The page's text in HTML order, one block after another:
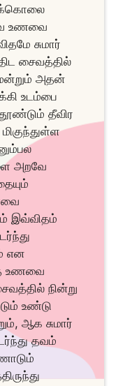
உணவை
சுமார்
சைவத்தில்
அதன்
உடம்பை
தூண்டும் தீவிர
அறவே
இவ்விதம்
என
உணவை
நின்று
உண்டு
ஆக சுமார்
தவம்